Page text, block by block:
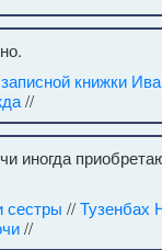
книжки
//
иногда
сестры //Тузенбах
//